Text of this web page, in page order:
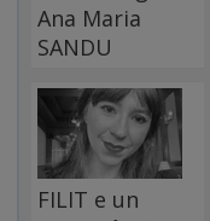
Ana Maria
SANDU
FILIT e un